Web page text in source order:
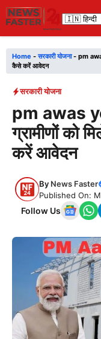
Skip
to
Home -सरकारी योजना- pm
कैसे करें आवेदन
सरकारी योजना
pm awas
ग्रामीणों को
करें आवेदन
By News Faster
Published On:
Follow Us